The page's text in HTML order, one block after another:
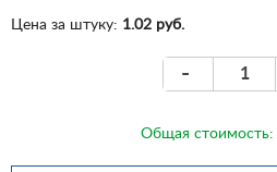
Цена за штуку: 1.02 руб.
-
Общая стоимость: